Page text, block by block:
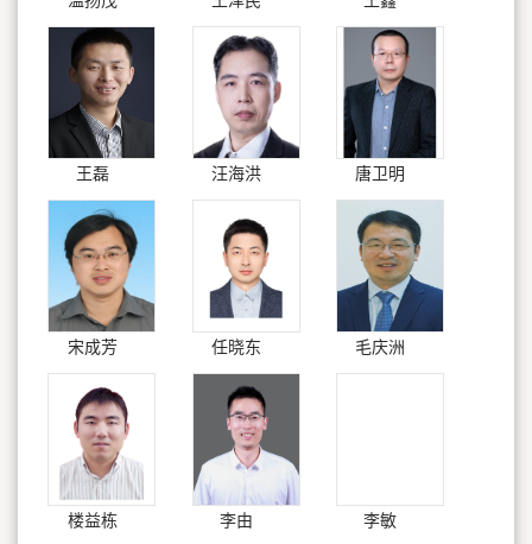
王磊 汪海洪 唐卫明
宋成芳 任晓东 毛庆洲
楼益栋 李由 李敏